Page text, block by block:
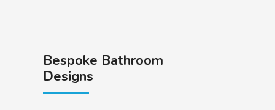
Bespoke Bathroom
Designs